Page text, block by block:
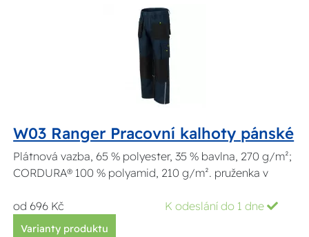
W03 Ranger Pracovní kalhoty pánské
Plátnová vazba, 65 % polyester, 35 % bavlna, 270 g/m²;
CORDURA® 100 % polyamid, 210 g/m². pruženka v
od 696 Kč K odeslání do 1 dne
Varianty produktu